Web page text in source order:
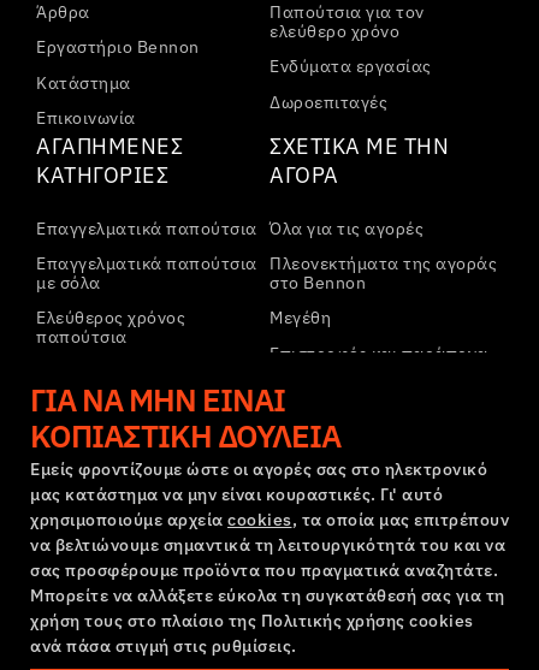
Άρθρα
Εργαστήριο Bennon
Κατάστημα
Επικοινωνία
Παπούτσια για τον
ελεύθερο χρόνο
Ενδύματα εργασίας
Δωροεπιταγές
ΑΓΑΠΗΜΈΝΕΣ
ΚΑΤΗΓΟΡΊΕΣ
Επαγγελματικά παπούτσια
Επαγγελματικά παπούτσια
με σόλα
Ελεύθερος χρόνος
παπούτσια
παπούτσια αστραγάλου
Παντελόνια
Φούτερ
ΣΧΕΤΙΚΆ ΜΕ ΤΗΝ
ΑΓΟΡΆ
Όλα για τις αγορές
Πλεονεκτήματα της αγοράς
στο Bennon
Μεγέθη
Επιστροφές και παράπονα
Μεταφορά και πληρωμή
Εταιρικός λογαριασμός
Εγγραφή στο B2B
Παράπονα και εγγύηση
Όροι και προϋποθέσεις
Πολιτική Παραπόνων
Ρυθμίσεις cookies
GDPR
Ελλάδα | Ελληνική γλώσσα
ΓΙΑ ΝΑ ΜΗΝ ΕΊΝΑΙ
ΚΟΠΙΑΣΤΙΚΉ ΔΟΥΛΕΙΆ
Εμείς φροντίζουμε ώστε οι αγορές σας στο ηλεκτρονικό
μας κατάστημα να μην είναι κουραστικές. Γι' αυτό
χρησιμοποιούμε αρχεία cookies, τα οποία μας επιτρέπουν
να βελτιώνουμε σημαντικά τη λειτουργικότητά του και να
σας προσφέρουμε προϊόντα που πραγματικά αναζητάτε.
Μπορείτε να αλλάξετε εύκολα τη συγκατάθεσή σας για τη
χρήση τους στο πλαίσιο της Πολιτικής χρήσης cookies
ανά πάσα στιγμή στις ρυθμίσεις.